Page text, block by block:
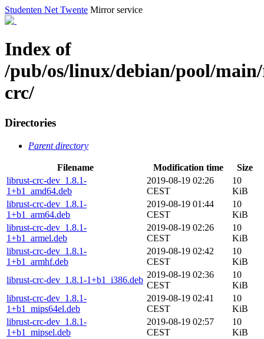
Studenten Net Twente Mirror service
Index of
/pub/os/linux/debian/pool/
crc/
Directories
Parent directory
Filename Modification time
Size
librust-crc-dev_1.8.1-
1+b1_amd64.deb
2019-08-19 02:26
CEST
10
KiB
librust-crc-dev_1.8.1-
1+b1_arm64.deb
2019-08-19 01:44
CEST
10
KiB
librust-crc-dev_1.8.1-
1+b1_armel.deb
2019-08-19 02:26
CEST
10
KiB
librust-crc-dev_1.8.1-
1+b1_armhf.deb
2019-08-19 02:42
CEST
10
KiB
librust-crc-dev_1.8.1-1+b1_i386.deb
2019-08-19 02:36
CEST
10
KiB
librust-crc-dev_1.8.1-
1+b1_mips64el.deb
2019-08-19 02:41
CEST
10
KiB
librust-crc-dev_1.8.1-
1+b1_mipsel.deb
2019-08-19 02:57
CEST
10
KiB